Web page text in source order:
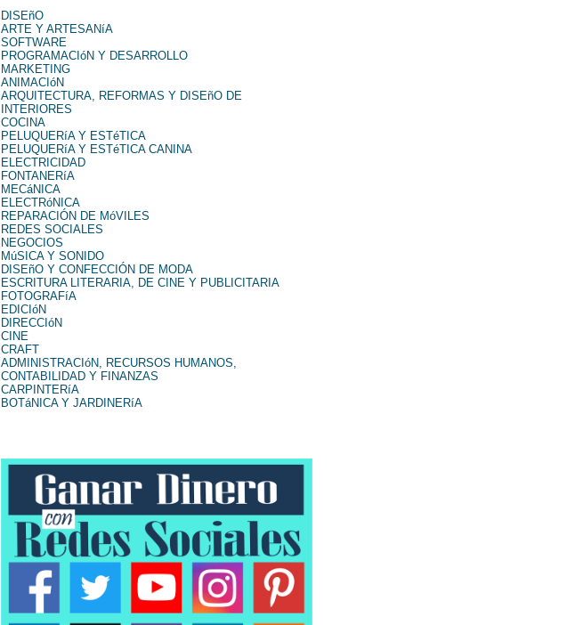
DISEñO
ARTE Y ARTESANíA
SOFTWARE
PROGRAMACIóN Y DESARROLLO
MARKETING
ANIMACIóN
ARQUITECTURA, REFORMAS Y DISEñO DE
INTERIORES
COCINA
PELUQUERíA Y ESTéTICA
PELUQUERíA Y ESTéTICA CANINA
ELECTRICIDAD
FONTANERíA
MECáNICA
ELECTRóNICA
REPARACIÓN DE MóVILES
REDES SOCIALES
NEGOCIOS
MúSICA Y SONIDO
DISEñO Y CONFECCIÓN DE MODA
ESCRITURA LITERARIA, DE CINE Y PUBLICITARIA
FOTOGRAFíA
EDICIóN
DIRECCIóN
CINE
CRAFT
ADMINISTRACIóN, RECURSOS HUMANOS,
CONTABILIDAD Y FINANZAS
CARPINTERíA
BOTáNICA Y JARDINERíA